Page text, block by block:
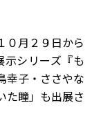
０月２９日から
示シリーズ『も
幸子・ささやな
た瞳」も出展さ